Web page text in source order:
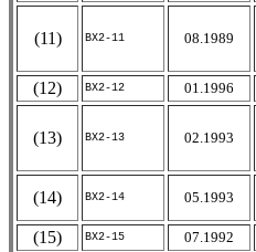
(11) BX2-11 08.1989
(12) BX2-12 01.1996
(13) BX2-13 02.1993
(14) BX2-14 05.1993
(15) BX2-15 07.1992